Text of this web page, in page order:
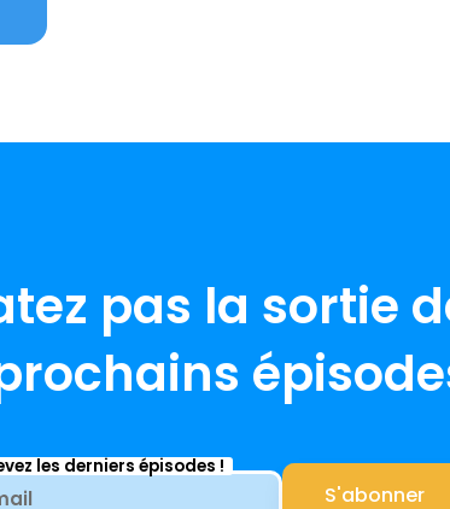
pas la sortie
les derniers épisodes !